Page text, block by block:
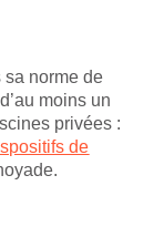
norme de
moins un
privées :
de